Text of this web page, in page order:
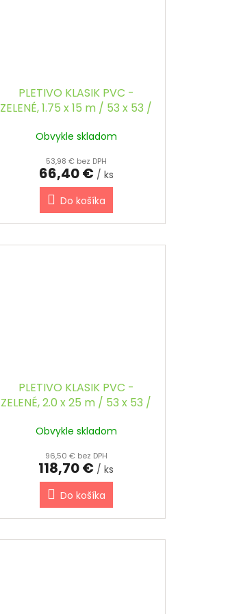
PLETIVO KLASIK PVC -
ZELENÉ, 1.75 x 15 m / 53 x 53 /
Obvykle skladom
53,98 € bez DPH
66,40 € / ks
Do košíka
PLETIVO KLASIK PVC -
ZELENÉ, 2.0 x 25 m / 53 x 53 /
Obvykle skladom
96,50 € bez DPH
118,70 € / ks
Do košíka